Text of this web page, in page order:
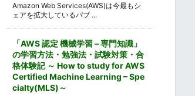
Amazon Web Services(AWS)は今最もシ
ェアを拡大しているパブ ...
「AWS 認定 機械学習 – 専門知識」
の学習方法・勉強法・試験対策・合
格体験記 ～ How to study for AWS
Certified Machine Learning – Spe
cialty(MLS)～